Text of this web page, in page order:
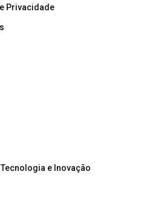
Privacidade
Tecnologia e Inovação